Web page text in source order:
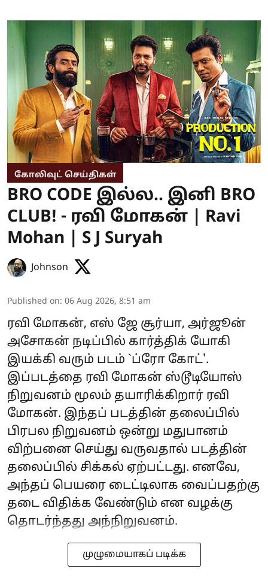
கோலிவுட் செய்திகள்
BRO CODE இல்ல.. இனி BRO
CLUB! - ரவி மோகன் | Ravi
Mohan | S J Suryah
Johnson
Published on: 06 Aug 2026, 8:51 am
ரவி மோகன், எஸ் ஜே சூர்யா, அர்ஜூன்
அசோகன் நடிப்பில் கார்த்திக் யோகி
இயக்கி வரும் படம் `ப்ரோ கோட்'.
இப்படத்தை ரவி மோகன் ஸ்டூடியோஸ்
நிறுவனம் மூலம் தயாரிக்கிறார் ரவி
மோகன். இந்தப் படத்தின் தலைப்பில்
பிரபல நிறுவனம் ஒன்று மதுபானம்
விற்பனை செய்து வருவதால் படத்தின்
தலைப்பில் சிக்கல் ஏற்பட்டது. எனவே,
அந்தப் பெயரை டைட்டிலாக வைப்பதற்கு
தடை விதிக்க வேண்டும் என வழக்கு
தொடர்ந்தது அந்நிறுவனம்.
முழுமையாகப் படிக்க